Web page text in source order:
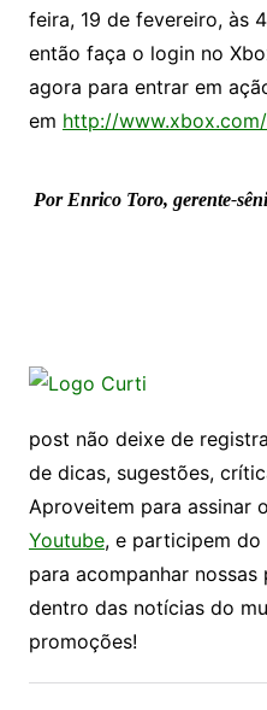
feira, 19 de fevereiro, às
então faça o login no
agora para entrar em
em http://
Por Enrico Toro, gerente-
post não deixe de
de dicas, sugestões,
Aproveitem para assinar
Youtube, e participem do
para acompanhar
dentro das notícias do
promoções!